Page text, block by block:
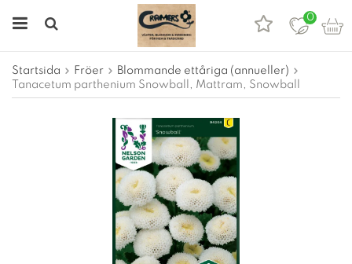
0
Startsida Fröer
Blommande ettåriga (annueller)
Tanacetum parthenium Snowball, Mattram, Snowball